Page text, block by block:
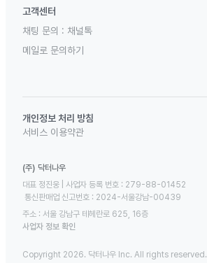
고객센터
채팅 문의 : 채널톡
메일로 문의하기
개인정보 처리 방침
서비스 이용약관
(주) 닥터나우
대표 정진웅 | 사업자 등록 번호 : 279-88-01452
통신판매업 신고번호 : 2024-서울강남-00439
주소 : 서울 강남구 테헤란로 625, 16층
사업자 정보 확인
Copyright 2026. 닥터나우 Inc. All rights reserved.